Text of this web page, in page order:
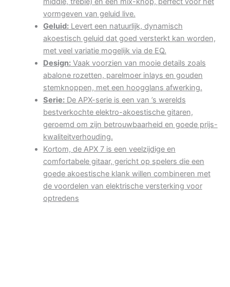
vormgeven van geluid live.
Geluid:Levert een natuurlijk, dynamisch
akoestisch geluid dat goed versterkt kan worden,
met veel variatie mogelijk via de EQ.
Design:Vaak voorzien van mooie details zoals
abalone rozetten, parelmoer inlays en gouden
stemknoppen, met een hoogglans afwerking.
Serie:De APX-serie is een van ’s werelds
bestverkochte elektro-akoestische gitaren,
geroemd om zijn betrouwbaarheid en goede prijs-
kwaliteitverhouding.
Kortom, de APX 7 is een veelzijdige en
comfortabele gitaar, gericht op spelers die een
goede akoestische klank willen combineren met
de voordelen van elektrische versterking voor
optredens